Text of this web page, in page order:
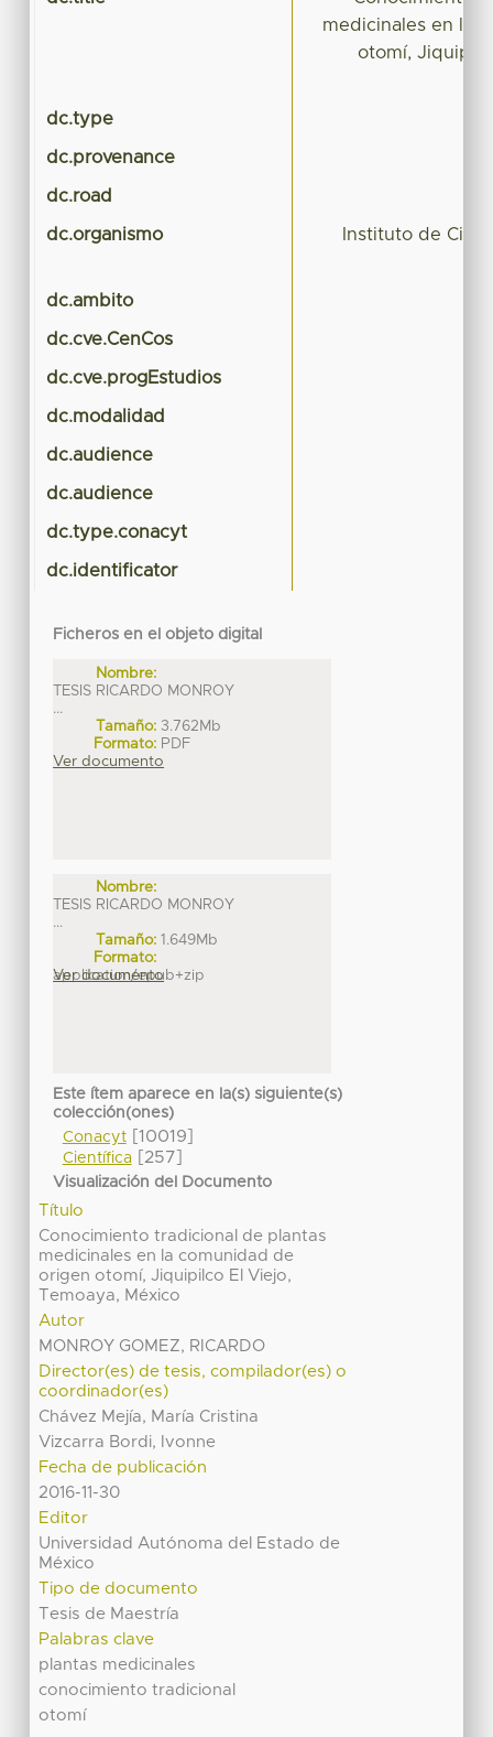
medicinales en la
otomí,
dc.type
dc.provenance
dc.road
dc.organismo Instituto de
dc.ambito
dc.cve.CenCos
dc.cve.progEstudios
dc.modalidad
dc.audience
dc.audience
dc.type.conacyt
dc.identificator
Ficheros en el objeto digital
Nombre:
TESIS RICARDO MONROY
...
Tamaño: 3.762Mb
Formato: PDF
Ver documento
Nombre:
TESIS RICARDO MONROY
...
Tamaño: 1.649Mb
Formato:
application/epub+zip
Ver documento
Este ítem aparece en la(s) siguiente(s)
colección(ones)
Conacyt[10019]
Científica[257]
Visualización del Documento
Título
Conocimiento tradicional de plantas
medicinales en la comunidad de
origen otomí, Jiquipilco El Viejo,
Temoaya, México
Autor
MONROY GOMEZ, RICARDO
Director(es) de tesis, compilador(es) o
coordinador(es)
Chávez Mejía, María Cristina
Vizcarra Bordi, Ivonne
Fecha de publicación
2016-11-30
Editor
Universidad Autónoma del Estado de
México
Tipo de documento
Tesis de Maestría
Palabras clave
plantas medicinales
conocimiento tradicional
otomí